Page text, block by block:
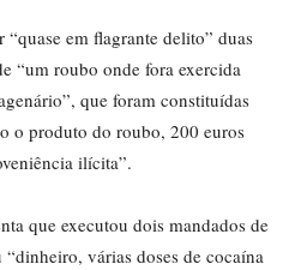
em flagrante delito” duas
“um roubo onde fora exercida
que foram constituídas
o produto do roubo, 200 euros
ilícita”.
que executou dois mandados de
várias doses de cocaína